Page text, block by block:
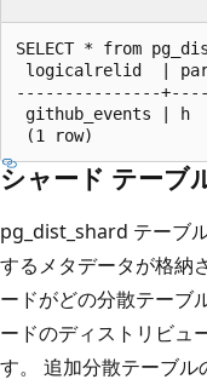
SELECT * from
logicalrelid  |
---------------
github_events |
シャード テーブ
pg_dist_shard テーブ
するメタデータが格納
ードがどの分散テーブ
ードのディストリビュ
す。 追加分散テーブル